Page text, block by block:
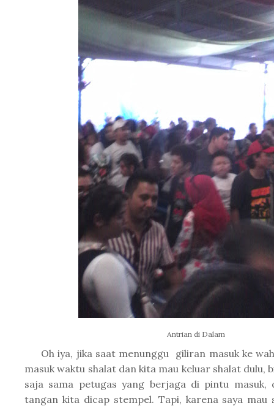
Antrian di Dalam
Oh iya, jika saat menunggu giliran masuk ke
masuk waktu shalat dan kita mau keluar shalat dulu,
saja sama petugas yang berjaga di pintu masuk,
tangan kita dicap stempel. Tapi, karena saya mau